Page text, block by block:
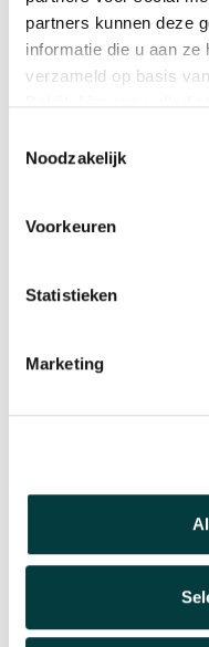
partners kunnen deze
informatie die u aan
verzameld op basis
Noodzakelijk
Voorkeuren
Statistieken
Marketing
Big Crown Calibre 473